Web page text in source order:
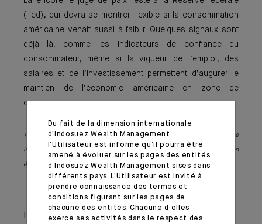
(Fed), qui devra se montrer flexible si la consommation
américaine venait aussi à faiblir. Quelques signaux sont
déjà là, comme les indicateurs de confiance du
consommateur, même si la vigueur de l’emploi, des
salaires et de l’investissement permettent d’augurer le
maintien de l’économie américaine en zone de
croissance.
1- Stagflation : La stagflation désigne une situation dans laquelle une
inflation élevée coexiste avec une stagnation de la production
économique.
Information importante
Du fait de la dimension internationale
d’Indosuez Wealth Management,
l’Utilisateur est informé qu’il pourra être
amené à évoluer sur les pages des entités
d’Indosuez Wealth Management sises dans
différents pays. L’Utilisateur est invité à
prendre connaissance des termes et
conditions figurant sur les pages de
chacune des entités. Chacune d’elles
exerce ses activités dans le respect des